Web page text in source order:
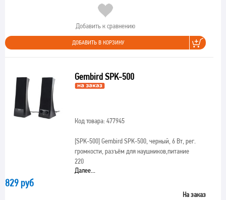
Добавить к сравнению
ДОБАВИТЬ В КОРЗИНУ
Gembird SPK-500
Код товара: 477945
[SPK-500]Gembird SPK-500, черный, 6 Вт, рег.
громкости, разъём для наушников,питание
220
Далее...
829 руб
На заказ